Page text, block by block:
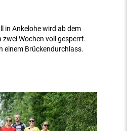
in Ankelohe wird ab dem
Wochen voll gesperrt.
einem Brückendurchlass.